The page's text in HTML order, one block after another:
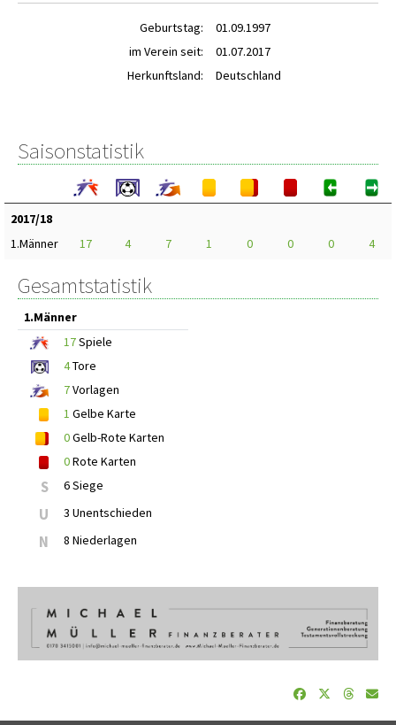
Geburtstag:
01.09.1997
im Verein seit:
01.07.2017
Herkunftsland:
Deutschland
Saisonstatistik
2017/18
1.Männer
17 4 7 1 0 0 0 4
Gesamtstatistik
1.Männer
17Spiele
4Tore
7Vorlagen
1 Gelbe Karte
0Gelb-Rote Karten
0Rote Karten
S 6 Siege
U 3 Unentschieden
N 8 Niederlagen